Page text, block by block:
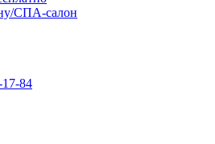
СПА-салон
84